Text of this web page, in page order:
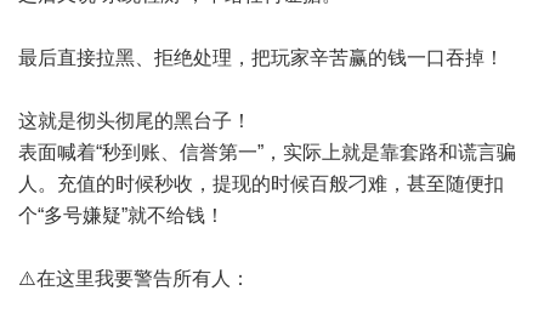
最后直接拉黑、拒绝处理，把玩家辛苦赢的钱一口吞掉！
这就是彻头彻尾的黑台子！
表面喊着“秒到账、信誉第一”，实际上就是靠套路和谎言骗
人。充值的时候秒收，提现的时候百般刁难，甚至随便扣
个“多号嫌疑”就不给钱！
⚠️在这里我要警告所有人：